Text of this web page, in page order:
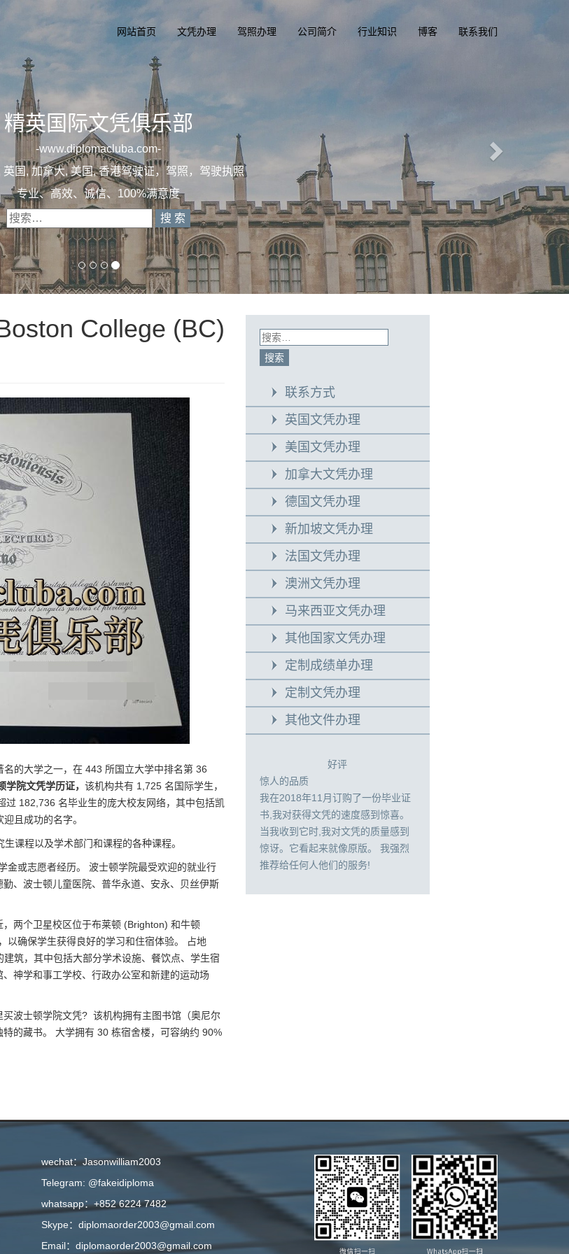
网站首页 文凭办理 驾照办理 公司简介 行业知识 博客 联系我们
精英国际文凭俱
一
办理澳洲, 英国, 加拿大, 美国, 香港驾驶证，
专业定制澳洲、英国、加拿大、美国驾照
College (BC)
的大学之一，在 443 所国立大学中排名第 36
院文凭学历证， 该机构共有 1,725 名国际学生，
182,736 名毕业生的庞大校友网络，其中包括凯
且成功的名字。
课程以及学术部门和课程的各种课程。
金或志愿者经历。 波士顿学院最受欢迎的就业行
、波士顿儿童医院、普华永道、安永、贝丝伊斯
两个卫星校区位于布莱顿 (Brighton) 和牛顿
以确保学生获得良好的学习和住宿体验。 占地
筑，其中包括大部分学术设施、餐饮点、学生宿
神学和事工学校、行政办公室和新建的运动场
波士顿学院文凭? 该机构拥有主图书馆（奥尼尔
的藏书。 大学拥有 30 栋宿舍楼，可容纳约 90%
联系方式
英国文凭办理
美国文凭办理
加拿大文凭办理
德国文凭办理
新加坡文凭办理
法国文凭办理
澳洲文凭办理
马来西亚文凭办理
其他国家文凭办理
定制成绩单办理
定制文凭办理
其他文件办理
好评
惊人的品质
我在2018年11月订购了一份毕业证
书,我对获得文凭的速度感到惊喜。
当我收到它时,我对文凭的质量感到
惊讶。它看起来就像原版。 我强烈
推荐给任何人他们的服务!
wechat：Jasonwilliam2003
Telegram: @fakeidiploma
whatsapp：+852 6224 7482
Skype：diplomaorder2003@gmail.com
Email：diplomaorder2003@gmail.com